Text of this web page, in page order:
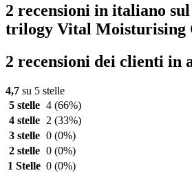
2 recensioni in italiano
trilogy Vital Moisturising
2 recensioni dei clienti in
4,7 su 5 stelle
5 stelle 4 (66%)
4 stelle
2 (33%)
3 stelle 0 (0%)
2 stelle 0 (0%)
1 Stelle 0 (0%)